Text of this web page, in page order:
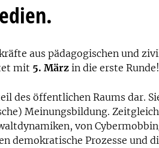
aus pädagogischen und
mit 5. Märzin die erste Runde!
des öffentlichen Raums dar.
Meinungsbildung.
von
demokratische Prozesse und